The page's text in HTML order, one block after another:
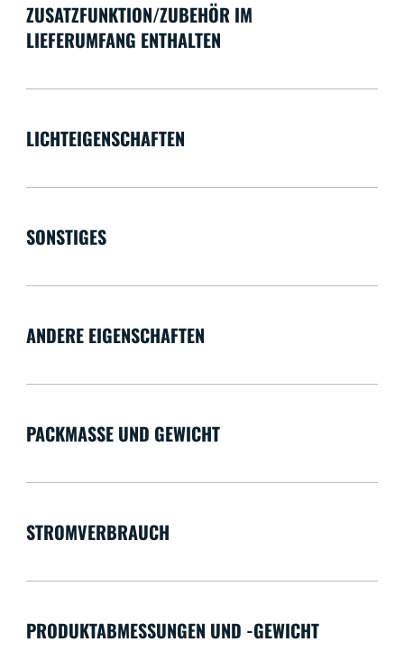
ZUSATZFUNKTION/ZUBEHÖR IM
LIEFERUMFANG ENTHALTEN
LICHTEIGENSCHAFTEN
SONSTIGES
ANDERE EIGENSCHAFTEN
PACKMASSE UND GEWICHT
STROMVERBRAUCH
PRODUKTABMESSUNGEN UND -GEWICHT